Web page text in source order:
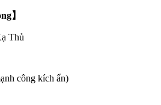
】
Thủ
công kích ẩn)